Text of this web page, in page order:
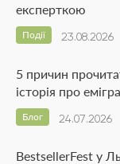
експерткою
23.08.2026
Події
5 причин
історія про
24.07.2026
Блог
BestsellerFest у